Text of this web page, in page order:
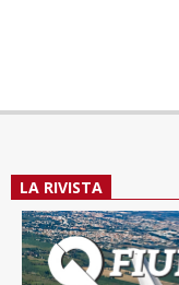
LA RIVISTA